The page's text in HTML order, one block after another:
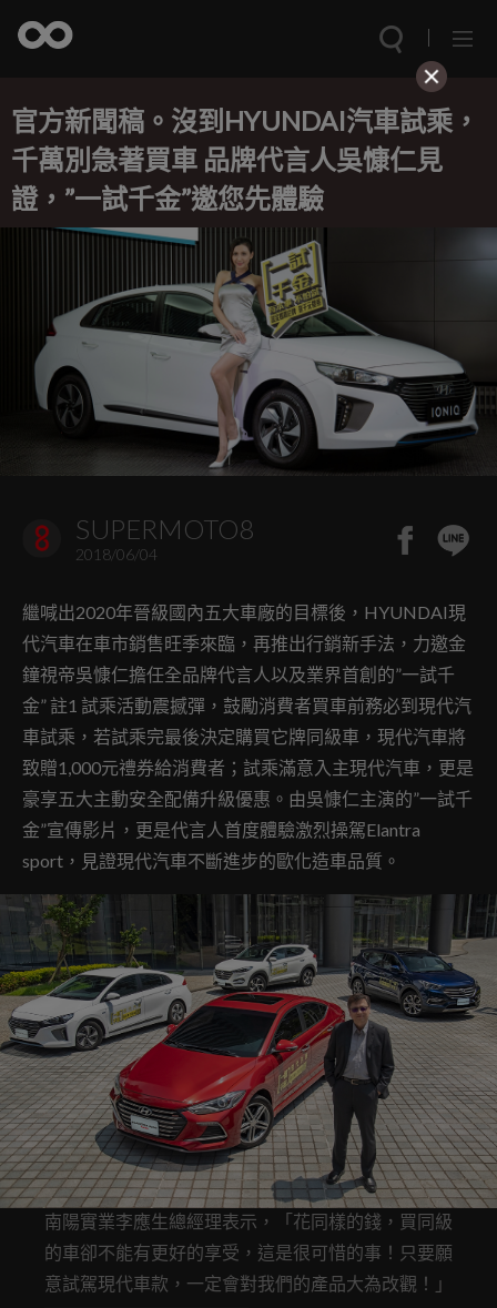
官方新聞稿。沒到HYUNDAI汽車試乘，
千萬別急著買車 品牌代言人吳慷仁見
證，”一試千金”邀您先體驗
SUPERMOTO8
2018/06/04
繼喊出2020年晉級國內五大車廠的目標後，HYUNDAI現
代汽車在車市銷售旺季來臨，再推出行銷新手法，力邀金
鐘視帝吳慷仁擔任全品牌代言人以及業界首創的”一試千
金” 註1 試乘活動震撼彈，鼓勵消費者買車前務必到現代汽
車試乘，若試乘完最後決定購買它牌同級車，現代汽車將
致贈1,000元禮券給消費者；試乘滿意入主現代汽車，更是
豪享五大主動安全配備升級優惠。由吳慷仁主演的”一試千
金”宣傳影片，更是代言人首度體驗激烈操駕Elantra
sport，見證現代汽車不斷進步的歐化造車品質。
南陽實業李應生總經理表示，「花同樣的錢，買同級
的車卻不能有更好的享受，這是很可惜的事！只要願
意試駕現代車款，一定會對我們的產品大為改觀！」